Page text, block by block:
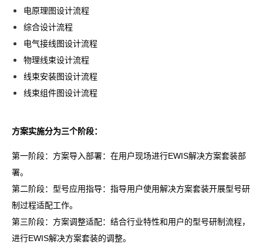
电原理图设计流程
综合设计流程
电气接线图设计流程
物理线束设计流程
线束安装图设计流程
线束组件图设计流程
方案实施分为三个阶段：
第一阶段：方案导入部署：在用户现场进行EWIS解决方案套装部
署。
第二阶段：型号应用指导：指导用户使用解决方案套装开展型号研
制过程适配工作。
第三阶段：方案调整适配：结合行业特性和用户的型号研制流程，
进行EWIS解决方案套装的调整。